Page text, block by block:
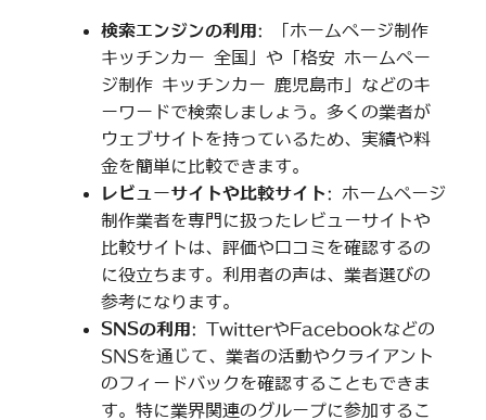
検索エンジンの利用 : 「ホームページ制作
キッチンカー 全国」や「格安 ホームペー
ジ制作 キッチンカー 鹿児島市」などのキ
ーワードで検索しましょう。多くの業者が
ウェブサイトを持っているため、実績や料
金を簡単に比較できます。
レビューサイトや比較サイト: ホームページ
制作業者を専門に扱ったレビューサイトや
比較サイトは、評価や口コミを確認するの
に役立ちます。利用者の声は、業者選びの
参考になります。
SNSの利用 : TwitterやFacebookなどの
SNSを通じて、業者の活動やクライアント
のフィードバックを確認することもできま
す。特に業界関連のグループに参加するこ